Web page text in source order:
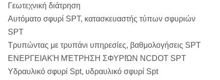
Γεωτεχνική διάτρηση
Αυτόματο σφυρί SPT, κατασκευαστής τύπων σφυριών
SPT
Τρυπώντας με τρυπάνι υπηρεσίες, βαθμολογήσεις SPT
ΕΝΕΡΓΕΙΑΚΉ ΜΈΤΡΗΣΗ ΣΦΥΡΙΏΝ NCDOT SPT
Υδραυλικό σφυρί Spt, υδραυλικό σφυρί Spt